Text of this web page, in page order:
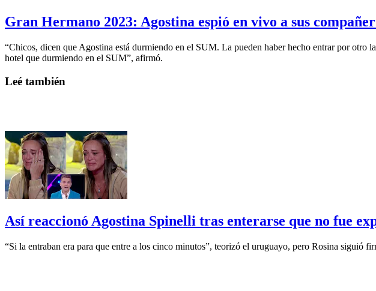
Gran Hermano 2023: Agostina espió en vivo a sus
“Chicos, dicen que Agostina está durmiendo en el SUM. La pueden haber hecho entrar por otro
hotel que durmiendo en el SUM”, afirmó.
Leé también
Así reaccionó Agostina Spinelli tras enterarse que no fue
“Si la entraban era para que entre a los cinco minutos”, teorizó el uruguayo, pero Rosina siguió